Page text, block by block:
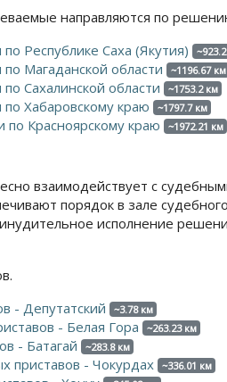
направляются по
Республике Саха (Якутия)
Магаданской области ~1196.67 км
Сахалинской области ~1753.2 км
Хабаровскому краю ~1797.7 км
Красноярскому краю ~1972.21 км
взаимодействует с
порядок в зале судебного
исполнение
- Депутатский
~3.78 км
- Белая Гора ~263.23 км
- Батагай ~283.8 км
приставов - Чокурдах ~336.01 км